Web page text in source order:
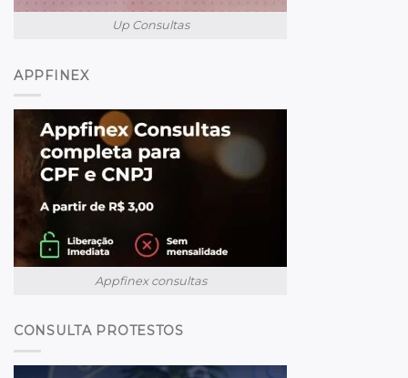
Up Consultas
APPFINEX
Appfinex consultas
CONSULTA PROTESTOS